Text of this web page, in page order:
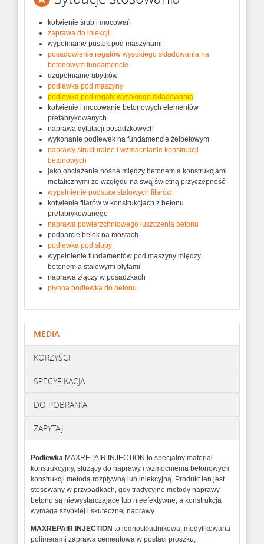
kotwienie śrub i mocowań
zaprawa do iniekcji
wypełnianie pustek pod maszynami
posadowienie regałów wysokiego składowania na
betonowym fundamencie
uzupełnianie ubytków
podlewka pod maszyny
podlewka pod regały wysokiego składowania
kotwienie i mocowanie betonowych elementów
prefabrykowanych
naprawa dylatacji posadzkowych
wykonanie podlewek na fundamencie żelbetowym
naprawy strukturalne i wzmacnianie konstrukcji
betonowych
jako obciążenie nośne między betonem a konstrukcjami
metalicznymi ze względu na swą świetną przyczepność
wypełnienie podstaw stalowych filarów
kotwienie filarów w konstrukcjach z betonu
prefabrykowanego
naprawa powierzchniowego łuszczenia betonu
podparcie belek na mostach
podlewka pod słupy
wypełnienie fundamentów pod maszyny między
betonem a stalowymi płytami
naprawa złączy w posadzkach
płynna podlewka do betonu
MEDIA
KORZYŚCI
SPECYFIKACJA
DO POBRANIA
ZAPYTAJ
Podlewka MAXREPAIR INJECTION to specjalny materiał
konstrukcyjny, służący do naprawy i wzmocnienia betonowych
konstrukcji metodą rozpływną lub iniekcyjną. Produkt ten jest
stosowany w przypadkach, gdy tradycyjne metody naprawy
betonu są niewystarczające lub nieefektywne, a konstrukcja
wymaga szybkiej i skutecznej naprawy.
MAXREPAIR INJECTION to jednoskładnikowa,
polimerami zaprawa cementowa w postaci